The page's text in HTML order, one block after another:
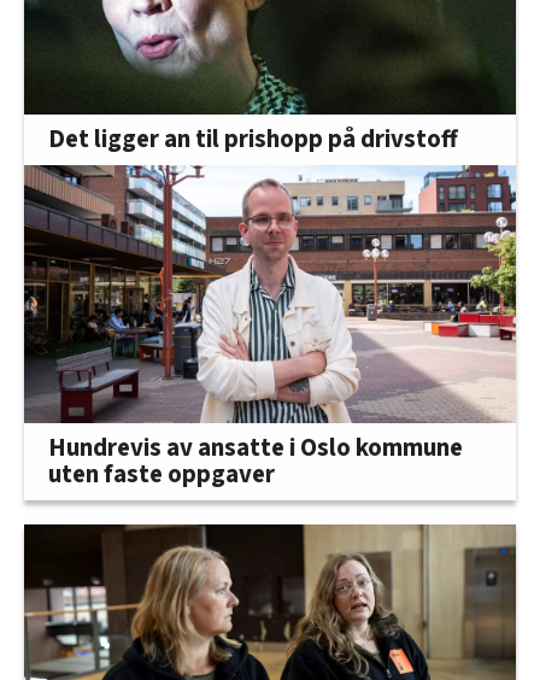
Det ligger an til prishopp på drivstoff
Hundrevis av ansatte i Oslo kommune
uten faste oppgaver